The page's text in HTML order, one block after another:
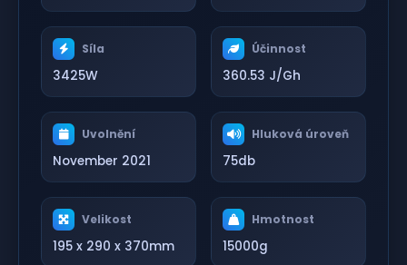
Síla
3425W
Účinnost
360.53 J/Gh
Uvolnění
November 2021
Hluková úroveň
75db
Velikost
195 x 290 x 370mm
Hmotnost
15000g